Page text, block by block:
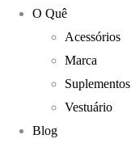
O Quê
Acessórios
Marca
Suplementos
Vestuário
Blog